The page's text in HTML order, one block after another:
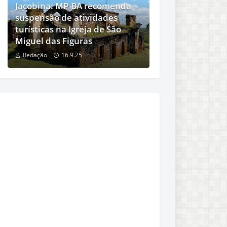
Jacobina: MP-BA recomenda
suspensão de atividades
turísticas na Igreja de São
Miguel das Figuras
Redação 16.9.25